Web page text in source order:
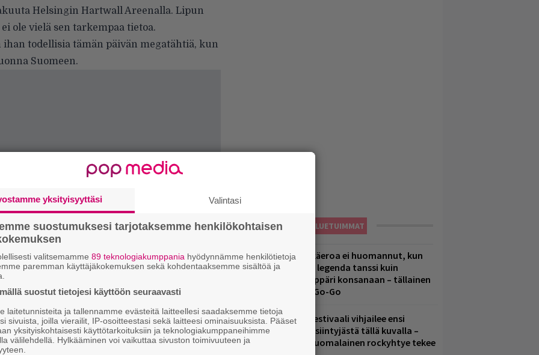
Helsingin Hartwall Areenalla. Lipun
ole vielä sen tarkempaa tietoa.
ihan todellisia tämän päivän megatähtiä, kun
Suomeen.
Ariana Grande myy lippunsa
LUETUIMMAT
41 vuoden ikäeroa ei huomannut, kun
suomirockin legenda tanssi kuin
elohopea-räppäri konsanaan – tällainen
oli Jytäkesä Go-Go
Helsinkiläisfestivaali vihjailee ensi
vuoden pääesiintyjästä tällä kuvalla –
rakastettu suomalainen rockyhtye tekee
yksityisyyttäsi Valintasi
suostumuksesi tarjotaksemme henkilökohtaisen
valitsemamme 89 teknologiakumppania hyödynnämme henkilötietoja
paremman käyttäjäkokemuksen sekä kohdentaaksemme sisältöä ja
suostut tietojesi käyttöön seuraavasti
laitetunnisteita ja tallennamme evästeitä laitteellesi saadaksemme tietoja
sivuista, joilla vierailit, IP-osoitteestasi sekä laitteesi ominaisuuksista. Pääset
yksityiskohtaisesti käyttötarkoituksiin ja teknologiakumppaneihimme
välilehdellä. Hylkääminen voi vaikuttaa sivuston toimivuuteen ja